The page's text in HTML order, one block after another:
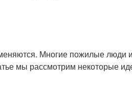
Многие пожилые люди
мы рассмотрим некоторые